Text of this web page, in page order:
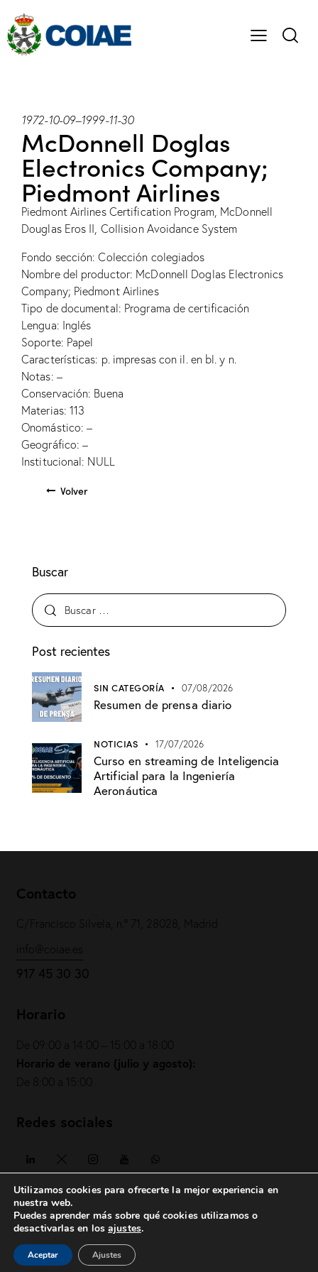
1972-10-09–1999-11-30
McDonnell Doglas
Electronics Company;
Piedmont Airlines
Piedmont Airlines Certification Program, McDonnell
Douglas Eros II, Collision Avoidance System
Fondo sección: Colección colegiados
Nombre del productor: McDonnell Doglas Electronics
Company; Piedmont Airlines
Tipo de documental: Programa de certificación
Lengua: Inglés
Soporte: Papel
Características: p. impresas con il. en bl. y n.
Notas: –
Conservación: Buena
Materias: 113
Onomástico: –
Geográfico: –
Institucional: NULL
Volver
Buscar
Post recientes
SIN CATEGORÍA 07/08/2026
Resumen de prensa diario
NOTICIAS 17/07/2026
Curso en streaming de Inteligencia
Artificial para la Ingeniería
Aeronáutica
Contacto
C/Francisco Silvela, n.º 71, 28028, Madrid
info@coiae.es
917 45 30 30
Horario
De 09:00 a 14:00 – 15:00 a 18:00
Horario de verano (julio y agosto):
De 8:00 a 15:00
Redes sociales
COIAE© 2026. Todos los derechos reservados
Política de privacidad|Política de cookies
posicionesrealbetis
Utilizamos cookies para ofrecerte la mejor experiencia en
nuestra web.
Puedes aprender más sobre qué cookies utilizamos o
desactivarlas en losajustes.
Aceptar Ajustes